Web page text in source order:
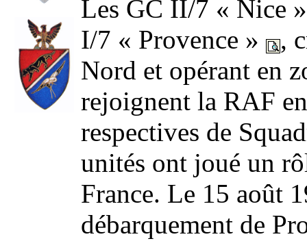
Les GC II/7 « Nice
I/7 « Provence »
,
Nord et opérant en
rejoignent la RAF
respectives de
unités ont joué un
France. Le 15 août
débarquement de